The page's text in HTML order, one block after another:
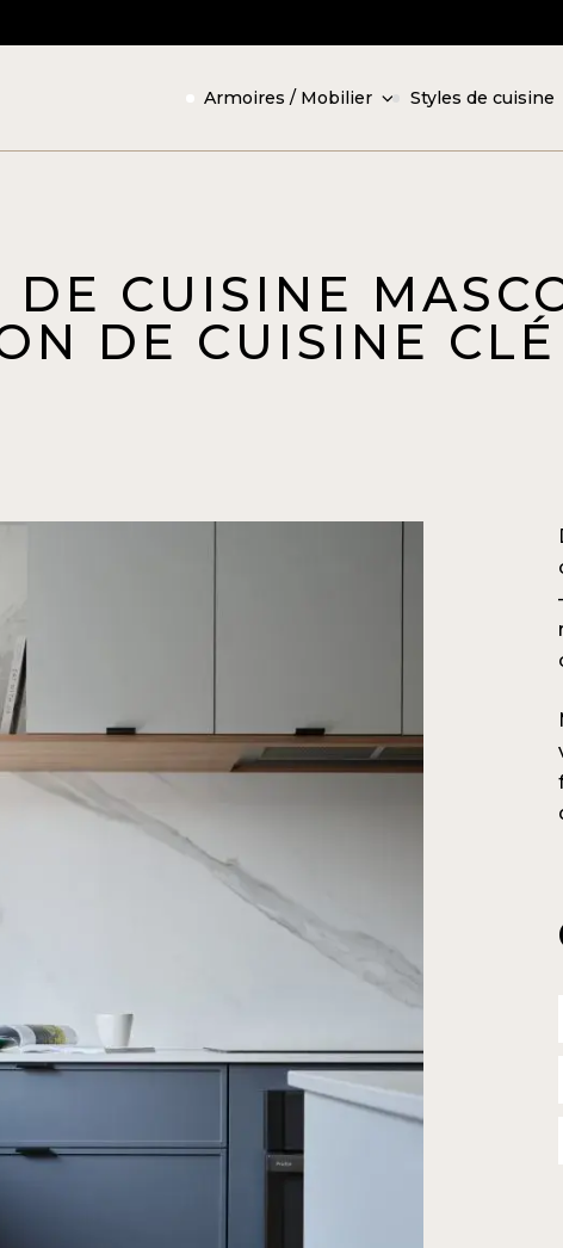
Armoires / Mobilier Styles de cuisine
DE CUISINE
DE CUISINE